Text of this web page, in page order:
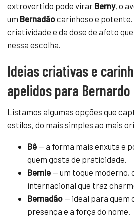
extrovertido pode virar Berny, o
um Bernadãocarinhoso e potente.
criatividade e da dose de afeto
nessa escolha.
Ideias criativas e
apelidos para Bernardo
Listamos algumas opções que
estilos, do mais simples ao mais
Bê — a forma mais enxuta e
quem gosta de praticidade.
Bernie — um toque moderno,
internacional que traz
Bernadão — ideal para quem
presença e a força do nome.